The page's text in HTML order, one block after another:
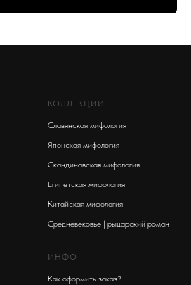
КОЛЛЕКЦИИ
Славянская мифология
Японская мифология
Скандинавская мифология
Египетская мифология
Китайская мифология
Средневековье | рыцарский роман
ИНФО
Как оформить заказ?